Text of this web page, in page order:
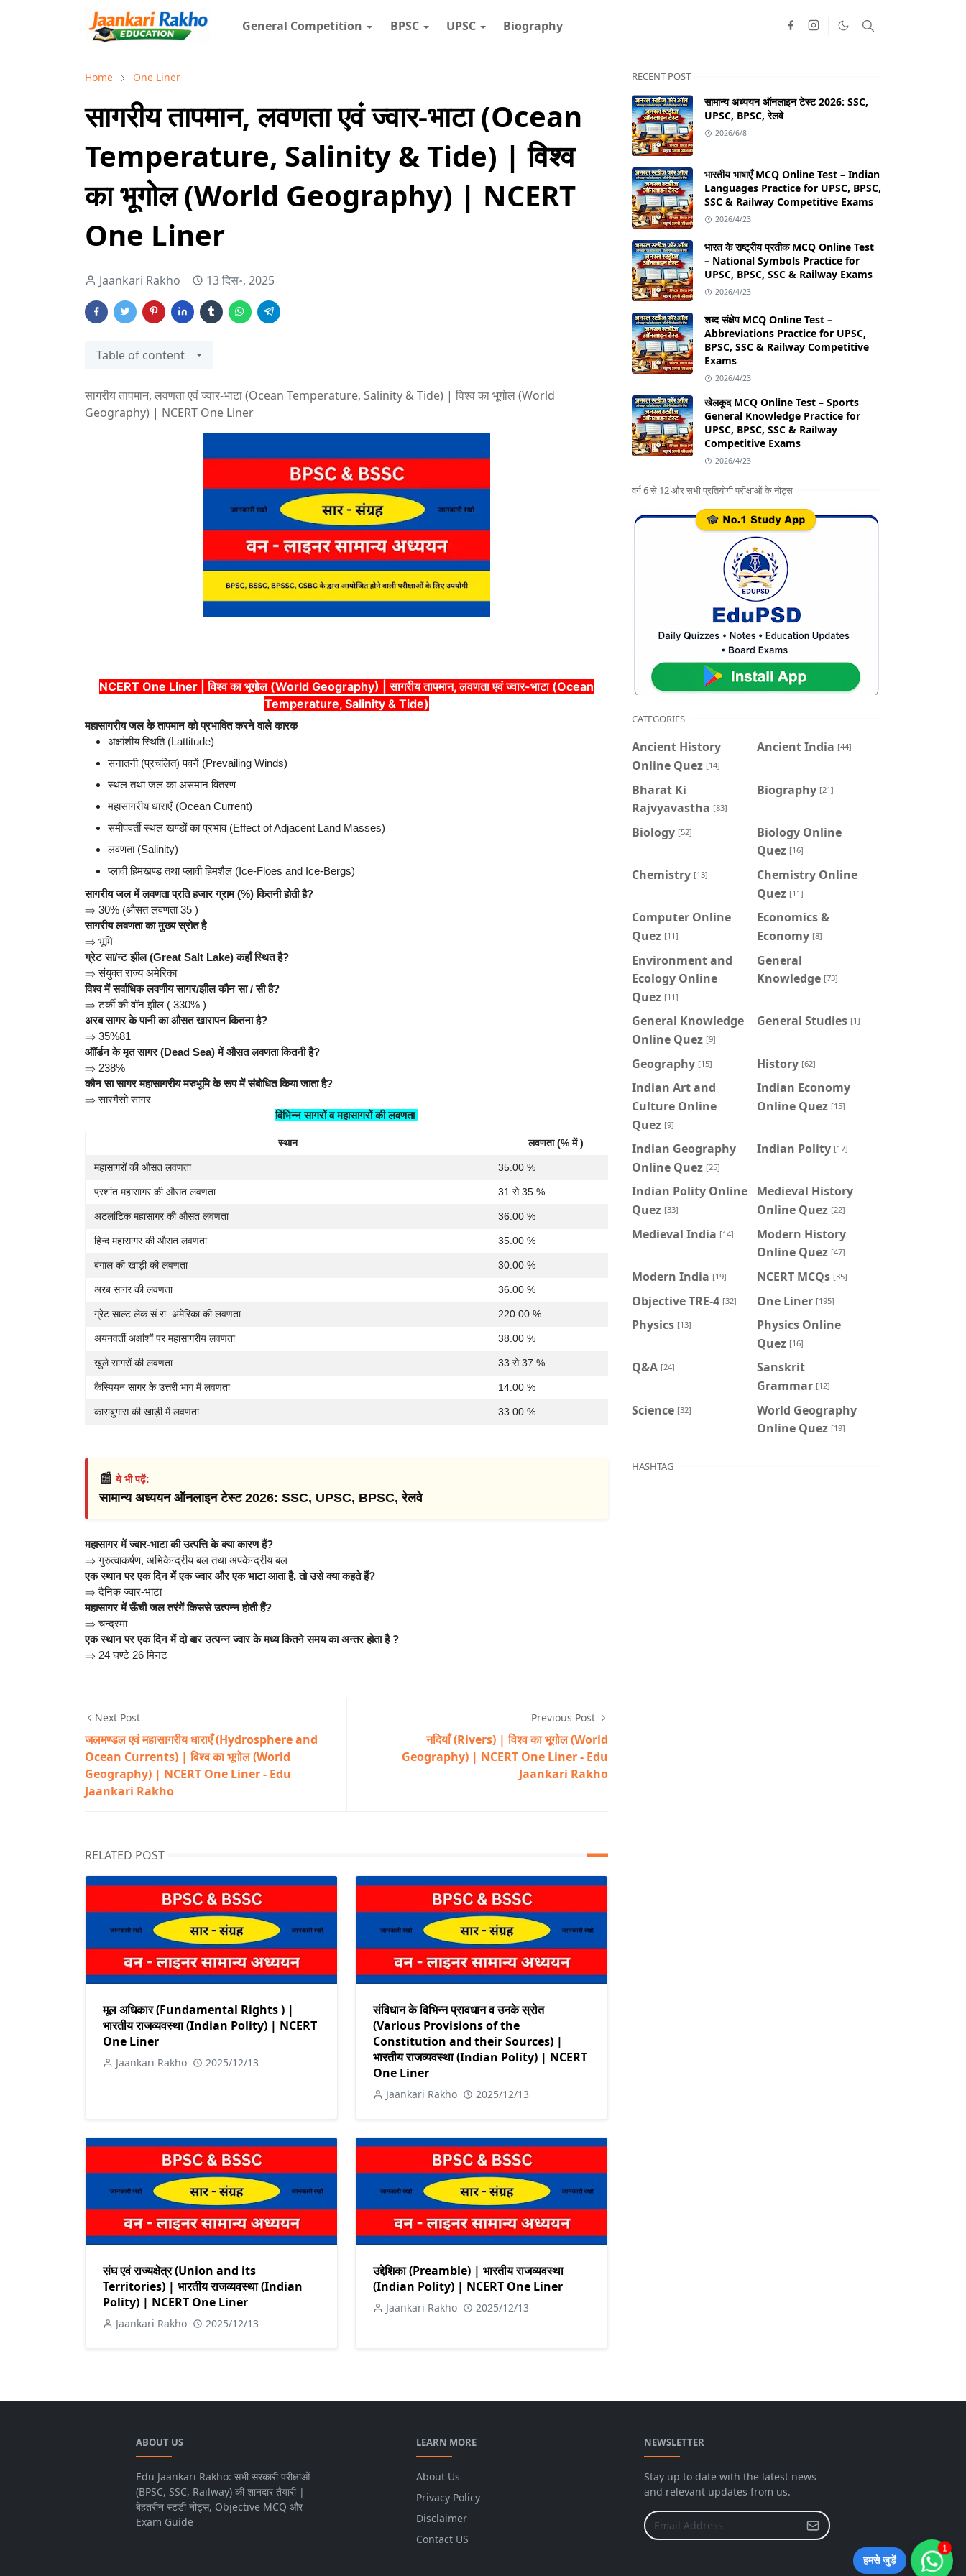
General Competition BPSC UPSC Biography
Home One Liner
सागरीय तापमान, लवणता एवं ज्वार-भाटा (Ocean
Temperature, Salinity & Tide) | विश्व
का भूगोल (World Geography) | NCERT
One Liner
Jaankari Rakho 13 दिस॰, 2025
Table of content
सागरीय तापमान, लवणता एवं ज्वार-भाटा (Ocean Temperature, Salinity & Tide) | विश्व का भूगोल (World
Geography) | NCERT One Liner
NCERT One Liner | विश्व का भूगोल (World Geography) | सागरीय तापमान, लवणता एवं ज्वार-भाटा (Ocean
Temperature, Salinity & Tide)
महासागरीय जल के तापमान को प्रभावित करने वाले कारक
अक्षांशीय स्थिति (Lattitude)
सनातनी (प्रचलित) पवनें (Prevailing Winds)
स्थल तथा जल का असमान वितरण
महासागरीय धाराएँ (Ocean Current)
समीपवर्ती स्थल खण्डों का प्रभाव (Effect of Adjacent Land Masses)
लवणता (Salinity)
प्लावी हिमखण्ड तथा प्लावी हिमशैल (Ice-Floes and Ice-Bergs)
सागरीय जल में लवणता प्रति हजार ग्राम (%) कितनी होती है?
⇒ 30% (औसत लवणता 35 )
सागरीय लवणता का मुख्य स्रोत है
⇒ भूमि
ग्रेट सा/न्ट झील (Great Salt Lake) कहाँ स्थित है?
⇒संयुक्त राज्य अमेरिका
विश्व में सर्वाधिक लवणीय सागर/झील कौन सा / सी है?
⇒टर्की की वॉन झील ( 330% )
अरब सागर के पानी का औसत खारापन कितना है?
⇒ 35%81
ऑॉर्डन के मृत सागर (Dead Sea) में औसत लवणता कितनी है?
⇒ 238%
कौन सा सागर महासागरीय मरुभूमि के रूप में संबोधित किया जाता है?
⇒सारगैसो सागर
विभिन्न सागरों व महासागरों की लवणता
स्थान लवणता (% में )
महासागरों की औसत लवणता 35.00 %
प्रशांत महासागर की औसत लवणता 31 से 35 %
अटलांटिक महासागर की औसत लवणता 36.00 %
हिन्द महासागर की औसत लवणता 35.00 %
बंगाल की खाड़ी की लवणता 30.00 %
अरब सागर की लवणता 36.00 %
ग्रेट साल्ट लेक सं.रा. अमेरिका की लवणता 220.00 %
अयनवर्ती अक्षांशों पर महासागरीय लवणता 38.00 %
खुले सागरों की लवणता 33 से 37 %
कैस्पियन सागर के उत्तरी भाग में लवणता 14.00 %
काराबुगास की खाड़ी में लवणता 33.00 %
📰ये भी पढ़ें:
सामान्य अध्ययन ऑनलाइन टेस्ट 2026: SSC, UPSC, BPSC, रेलवे
महासागर में ज्वार-भाटा की उत्पत्ति के क्या कारण हैं?
⇒ गुरुत्वाकर्षण, अभिकेन्द्रीय बल तथा अपकेन्द्रीय बल
एक स्थान पर एक दिन में एक ज्वार और एक भाटा आता है, तो उसे क्या कहते हैं?
⇒ दैनिक ज्वार-भाटा
महासागर में ऊँची जल तरंगें किससे उत्पन्न होती हैं?
⇒चन्द्रमा
एक स्थान पर एक दिन में दो बार उत्पन्न ज्वार के मध्य कितने समय का अन्तर होता है ?
⇒ 24 घण्टे 26 मिनट
Next Post
जलमण्डल एवं महासागरीय धाराएँ (Hydrosphere and
Ocean Currents) | विश्व का भूगोल (World
Geography) | NCERT One Liner - Edu
Jaankari Rakho
Previous Post
नदियाँ (Rivers) | विश्व का भूगोल (World
Geography) | NCERT One Liner - Edu
Jaankari Rakho
RELATED POST
मूल अधिकार (Fundamental Rights ) |
भारतीय राजव्यवस्था (Indian Polity) | NCERT
One Liner
Jaankari Rakho 2025/12/13
संविधान के विभिन्न प्रावधान व उनके स्रोत
(Various Provisions of the
Constitution and their Sources) |
भारतीय राजव्यवस्था (Indian Polity) | NCERT
One Liner
Jaankari Rakho 2025/12/13
संघ एवं राज्यक्षेत्र (Union and its
Territories) | भारतीय राजव्यवस्था (Indian
Polity) | NCERT One Liner
Jaankari Rakho 2025/12/13
उद्देशिका (Preamble) | भारतीय राजव्यवस्था
(Indian Polity) | NCERT One Liner
Jaankari Rakho 2025/12/13
RECENT POST
सामान्य अध्ययन ऑनलाइन टेस्ट 2026: SSC,
UPSC, BPSC, रेलवे
2026/6/8
भारतीय भाषाएँ MCQ Online Test – Indian
Languages Practice for UPSC, BPSC,
SSC & Railway Competitive Exams
2026/4/23
भारत के राष्ट्रीय प्रतीक MCQ Online Test
– National Symbols Practice for
UPSC, BPSC, SSC & Railway Exams
2026/4/23
शब्द संक्षेप MCQ Online Test –
Abbreviations Practice for UPSC,
BPSC, SSC & Railway Competitive
Exams
2026/4/23
खेलकूद MCQ Online Test – Sports
General Knowledge Practice for
UPSC, BPSC, SSC & Railway
Competitive Exams
2026/4/23
वर्ग 6 से 12 और सभी प्रतियोगी परीक्षाओं के नोट्स
CATEGORIES
Ancient History
Online Quez [14]
Ancient India [44]
Bharat Ki
Rajvyavastha [83]
Biography [21]
Biology [52]
Biology Online
Quez [16]
Chemistry [13]
Chemistry Online
Quez [11]
Computer Online
Quez [11]
Economics &
Economy [8]
Environment and
Ecology Online
Quez [11]
General
Knowledge [73]
General Knowledge
Online Quez [9]
General Studies [1]
Geography [15] History [62]
Indian Art and
Culture Online
Quez [9]
Indian Economy
Online Quez [15]
Indian Geography
Online Quez [25]
Indian Polity [17]
Indian Polity Online
Quez [33]
Medieval History
Online Quez [22]
Medieval India [14]
Modern History
Online Quez [47]
Modern India [19] NCERT MCQs [35]
Objective TRE-4 [32] One Liner [195]
Physics [13]
Physics Online
Quez [16]
Q&A [24]
Sanskrit
Grammar [12]
Science [32]
World Geography
Online Quez [19]
HASHTAG
ABOUT US
Edu Jaankari Rakho: सभी सरकारी परीक्षाओं
(BPSC, SSC, Railway) की शानदार तैयारी |
बेहतरीन स्टडी नोट्स, Objective MCQ और
Exam Guide
LEARN MORE
About Us
Privacy Policy
Disclaimer
Contact US
NEWSLETTER
Stay up to date with the latest news
and relevant updates from us.
हमसे जुड़ें
1